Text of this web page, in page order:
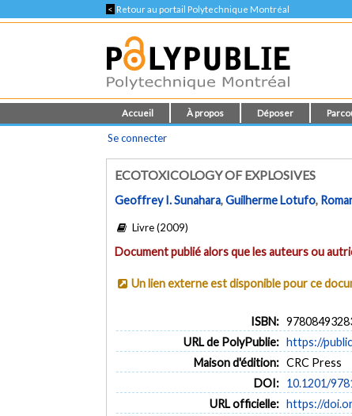
< Retour au portail Polytechnique Montréal
Accueil À propos Déposer
Se connecter
ECOTOXICOLOGY OF EXPLOSIVES
Geoffrey I. Sunahara,Guilherme Lotufo,
Livre (2009)
Document publié alors que les auteurs ou
Un lien externe est disponible pour ce
ISBN:
URL de PolyPublie: https://
Maison d'édition: CRC Press
DOI: 10.1201/
URL officielle: https://